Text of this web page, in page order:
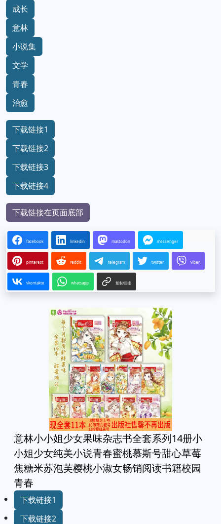
成长
意林
小说集
文学
青春
治愈
下载链接1
下载链接2
下载链接3
下载链接4
下载链接在页面底部
facebook linkedin mastodon messenger
pinterest reddit telegram twitter viber
vkontakte whatsapp 复制链接
意林小小姐少女果味杂志书全套系列14册小
小姐少女纯美小说青春蜜桃慕斯号甜心草莓
焦糖米苏泡芙樱桃小淑女畅销阅读书籍校园
青春
下载链接1
下载链接2